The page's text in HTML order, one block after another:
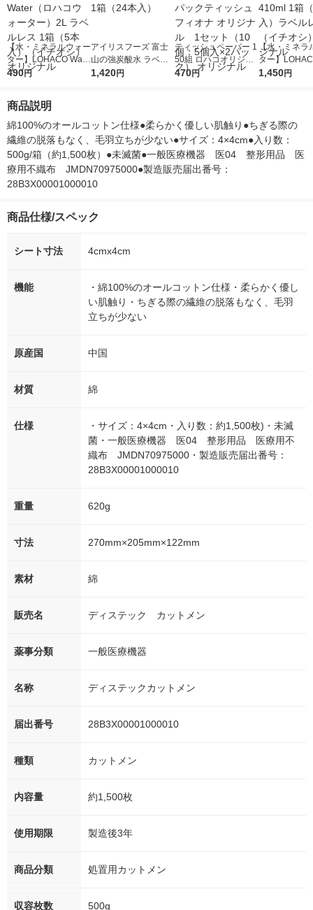
【水・ミネラルウォー
ター】LOHACO Wate
r（ロハコウォータ
シ） オリジナル
490円
アイリスフーズ 富士
山の強炭酸水 ラベル
レス 500ml 1箱（24
1,420円
ティッシュペーパー 1
50組 ロハコオリジナ
ルソフトパックティッ
オリジナル
470円
【水・ミネラ
ター】
r 410ml 1箱（
1,450円
商品説明
綿100%のオールコットン仕様●柔らかく優しい肌触り●ちぎる際の
繊維の脱落もなく、毛羽立ちが少ない●サイズ：4×4cm●入り数：
500g/箱（約1,500枚）●未滅菌●一般医療機器　医04　整形用品　医
療用不織布　JMDN70975000●製造販売届出番号：
28B3X00001000010
商品仕様/スペック
シート寸法 4cmx4cm
機能
・綿100%のオールコットン仕様・柔らかく優し
い肌触り・ちぎる際の繊維の脱落もなく、毛羽
立ちが少ない
原産国 中国
材質 綿
仕様
・サイズ：4×4cm・入り数：約1,500枚)・未滅
菌・一般医療機器 医04 整形用品 医療用不
織布 JMDN70975000・製造販売届出番号：
28B3X00001000010
重量 620g
寸法 270mm×205mm×122mm
素材 綿
販売名 ディステック カットメン
薬事分類 一般医療機器
名称 ディステックカットメン
届出番号 28B3X00001000010
種類 カットメン
内容量 約1,500枚
使用期限 製造後3年
商品分類 処置用カットメン
収容枚数 500g